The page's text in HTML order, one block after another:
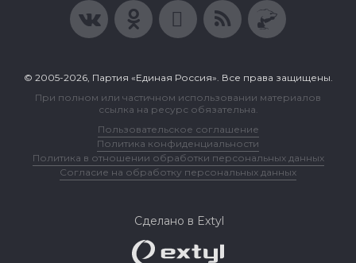
© 2005-2026, Партия «Единая Россия». Все права защищены.
При полном или частичном использовании материалов
ссылка на ресурс обязательна.
Пользовательское соглашение
Политика конфиденциальности
Политика в отношении обработки персональных данных
Согласие на обработку персональных данных
Сделано в Extyl